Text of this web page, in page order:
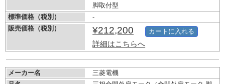
脚取付型
標準価格（税別）
-
販売価格（税別）
¥212,200
詳細はこちらへ
カートに入れる
メーカー名
三菱電機